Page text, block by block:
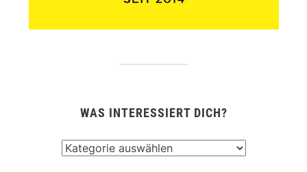
WAS INTERESSIERT DICH?